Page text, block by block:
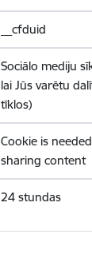
__cfduid
Sociālo mediju
lai Jūs varētu
tīklos)
Cookie is
sharing content
24 stundas